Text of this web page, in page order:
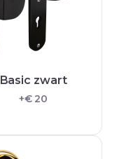
Basic zwart
+€ 20